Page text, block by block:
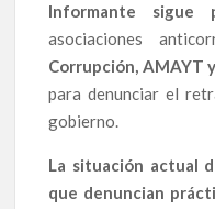
Informante sigue
asociaciones
Corrupción, AMAYT
para denunciar el
gobierno.
La situación actual
que denuncian